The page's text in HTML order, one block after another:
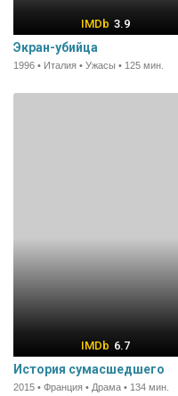
3.9
Экран-убийца
1996 • Италия • Ужасы • 125 мин.
6.7
История сумасшедшего
2015 • Франция • Драма • 134 мин.